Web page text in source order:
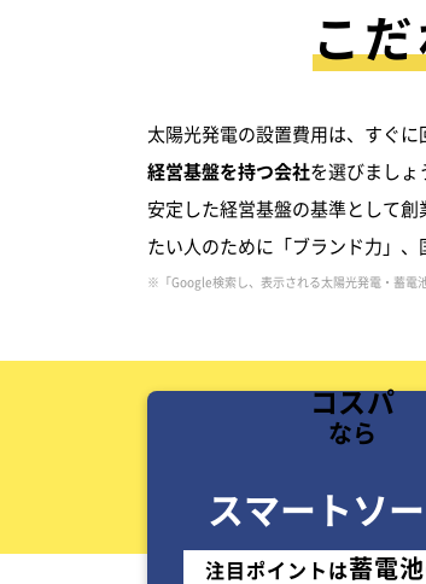
こ
太陽光発電の設置費用は、すぐ
経営基盤を持つ会社を選びましょ
安定した経営基盤の基準として
たい人のために「ブランド力」
※「Google検索し、表示される太陽光発電・蓄電
コスパ
なら
スマートソ
注目ポイントは蓄電